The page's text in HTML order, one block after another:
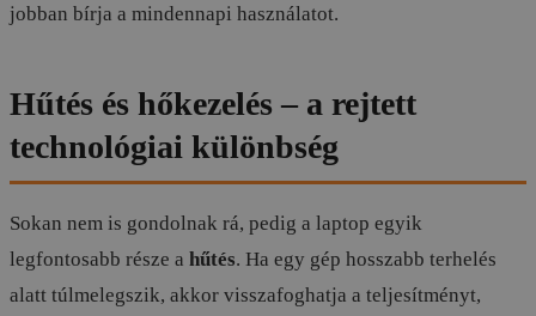
jobban bírja a mindennapi használatot.
Hűtés és hőkezelés – a rejtett
technológiai különbség
Sokan nem is gondolnak rá, pedig a laptop egyik
legfontosabb része a hűtés. Ha egy gép hosszabb terhelés
alatt túlmelegszik, akkor visszafoghatja a teljesítményt,